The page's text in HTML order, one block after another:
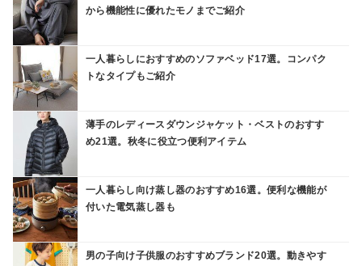
から機能性に優れたモノまでご紹介
一人暮らしにおすすめのソファベッド17選。コンパク
トなタイプもご紹介
薄手のレディースダウンジャケット・ベストのおすす
め21選。秋冬に役立つ便利アイテム
一人暮らし向け蒸し器のおすすめ16選。便利な機能が
付いた電気蒸し器も
男の子向け子供服のおすすめブランド20選。動きやす